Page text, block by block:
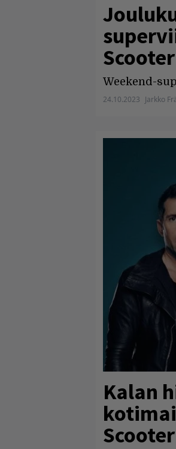
Scooter
Weekend-
24.10.2023 Jarkko
Kalan